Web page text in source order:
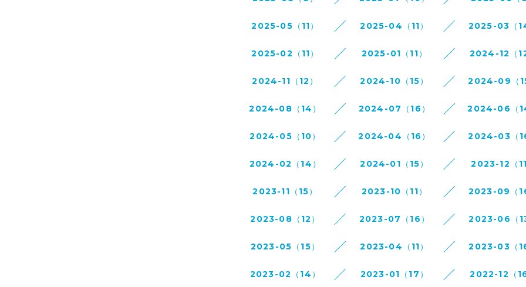
2025-05（11） 2025-04（11） 2025-03（
2025-02（11） 2025-01（11） 2024-12（
2024-11（12） 2024-10（15） 2024-09（
2024-08（14） 2024-07（16） 2024-06（
2024-05（10） 2024-04（16） 2024-03（
2024-02（14） 2024-01（15） 2023-12（
2023-11（15） 2023-10（11） 2023-09（
2023-08（12） 2023-07（16） 2023-06（
2023-05（15） 2023-04（11） 2023-03（
2023-02（14） 2023-01（17） 2022-12（